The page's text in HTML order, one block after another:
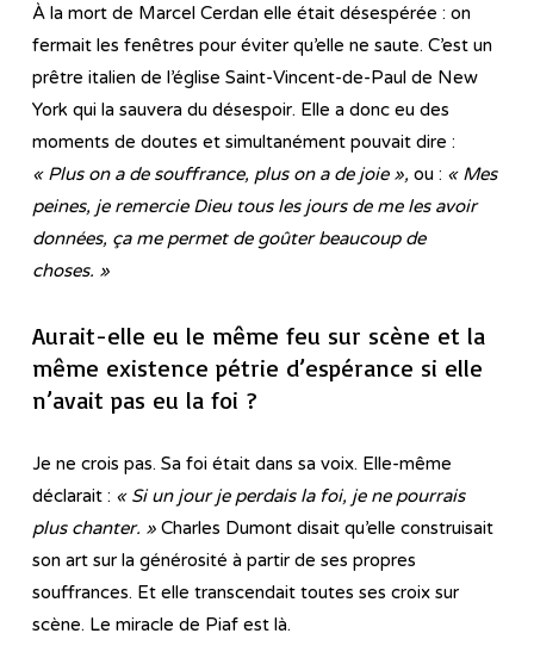
À la mort de Marcel Cerdan elle était désespérée : on
fermait les fenêtres pour éviter qu’elle ne saute. C’est un
prêtre italien de l’église Saint-Vincent-de-Paul de New
York qui la sauvera du désespoir. Elle a donc eu des
moments de doutes et simultanément pouvait dire :
« Plus on a de souffrance, plus on a de joie », ou : « Mes
peines, je remercie Dieu tous les jours de me les avoir
données, ça me permet de goûter beaucoup de
choses. »
Aurait-elle eu le même feu sur scène et la
même existence pétrie d’espérance si elle
n’avait pas eu la foi ?
Je ne crois pas. Sa foi était dans sa voix. Elle-même
déclarait : « Si un jour je perdais la foi, je ne pourrais
plus chanter. » Charles Dumont disait qu’elle construisait
son art sur la générosité à partir de ses propres
souffrances. Et elle transcendait toutes ses croix sur
scène. Le miracle de Piaf est là.